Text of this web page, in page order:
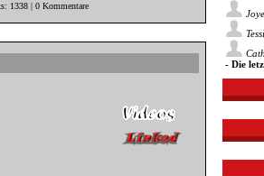
1338 | 0 Kommentare
- Die